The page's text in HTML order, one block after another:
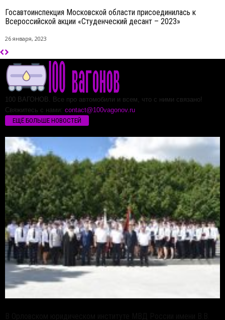
Госавтоинспекция Московской области присоединилась к
Всероссийской акции «Студенческий десант – 2023»
26 января, 2023
100 ВАГОНОВ. Все про автомобили и всем, что с ними связано!
Свяжитесь с нами: contact@100vagonov.ru
ЕЩЁ БОЛЬШЕ НОВОСТЕЙ